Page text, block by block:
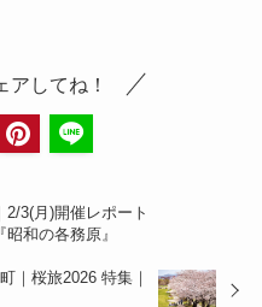
アしてね！
3(月)開催レポート
和の各務原』
｜桜旅2026 特集｜